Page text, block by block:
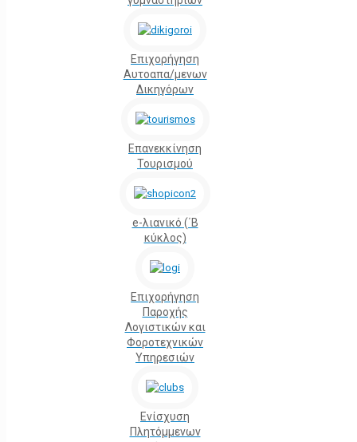
Επιχορήγηση
Αυτοαπα/μενων
Δικηγόρων
Επανεκκίνηση
Τουρισμού
e-λιανικό (΄Β
κύκλος)
Επιχορήγηση
Παροχής
Λογιστικών και
Φοροτεχνικών
Υπηρεσιών
Ενίσχυση
Πλητόμμενων